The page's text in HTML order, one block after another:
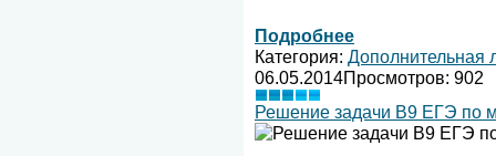
Подробнее
Категория: Дополнительная
06.05.2014Просмотров: 902
Решение задачи В9 ЕГЭ по